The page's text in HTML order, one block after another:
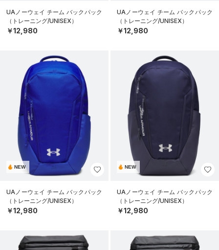
UAノーウェイ チーム バックパック
（トレーニング/UNISEX）
￥12,980
UAノーウェイ チーム バックパック
（トレーニング/UNISEX）
￥12,980
NEW
UAノーウェイ チーム バックパック
（トレーニング/UNISEX）
￥12,980
NEW
UAノーウェイ チーム バックパック
（トレーニング/UNISEX）
￥12,980